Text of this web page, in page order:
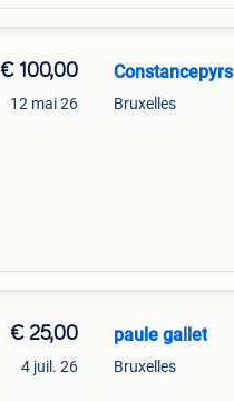
€ 100,00
12 mai 26
Constancepyrs
Bruxelles
€ 25,00
4 juil. 26
paule gallet
Bruxelles